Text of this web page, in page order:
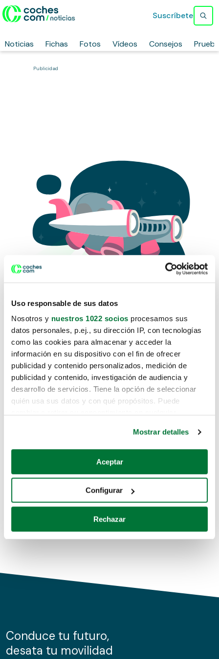
Uso responsable de sus datos
Nosotros y nuestros 1022 socios procesamos sus
datos personales, p.ej., su dirección IP, con tecnologías
como las cookies para almacenar y acceder la
información en su dispositivo con el fin de ofrecer
publicidad y contenido personalizados, medición de
publicidad y contenido, investigación de audiencia y
desarrollo de servicios. Tiene la opción de seleccionar
quién usa sus datos y con qué propósitos. Puede
Si lo permite, también quisiéramos:
Recopilar información sobre su ubicación geográfica
Identificar su dispositivo analizándolo activamente
para buscar características específicas (huellas
Obtenga más información sobre cómo se procesan sus
de cookies.
información sobre el uso que haga del sitio web con
nuestros partners de redes sociales, publicidad y análisis
Mostrar detalles
Aceptar
Configurar
Rechazar
Noticias Fichas Fotos Vídeos Consejos
Suscríbete
Publicidad
Lo sentimos, no sabemos como
te hemos traido hasta aquí.
Pero puedes encontrar el coche que estás
buscando en alguno de estos enlaces:
Coches de segunda mano
Coches de km0
Conduce tu futuro,
desata tu movilidad